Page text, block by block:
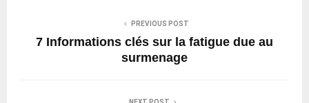
PREVIOUS POST
7 Informations clés sur la fatigue due au
surmenage